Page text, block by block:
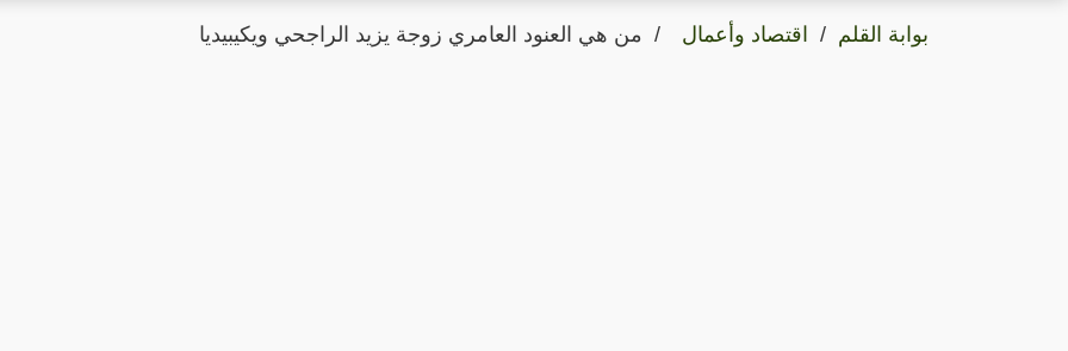
بوابة القلم اقتصاد وأعمال من هي العنود العامري زوجة يزيد الراجحي ويكيبيديا